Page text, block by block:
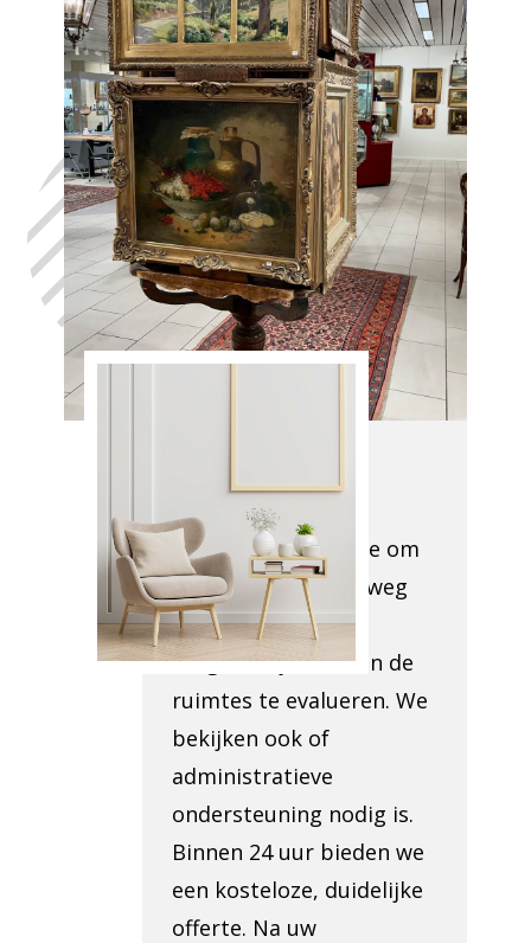
Laat uw huis
leegmaken
Aspelare, in
het volste
vertrouwen,
met de hulp
van Antiek
Onze teamleden
bezoeken uw locatie om
te beoordelen wat weg
moet en om de
toegankelijkheid van de
ruimtes te evalueren. We
bekijken ook of
administratieve
ondersteuning nodig is.
Binnen 24 uur bieden we
een kosteloze, duidelijke
offerte. Na uw